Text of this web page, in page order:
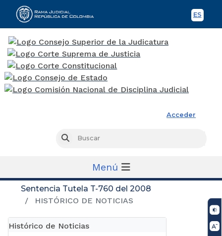
ES
Acceder
Buscar
Menú
Sentencia Tutela T-760 del 2008
HISTÓRICO DE NOTICIAS
Histórico de Noticias